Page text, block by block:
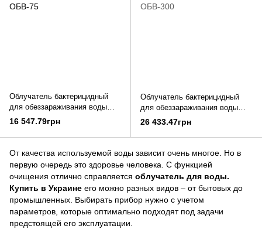
Облучатель бактерицидный
для обеззараживания воды
ОБВ-75
16 547.79грн
Облучатель бактерицидный
для обеззараживания воды
ОБВ-300
26 433.47грн
От качества используемой воды зависит очень многое. Но в
первую очередь это здоровье человека. С функцией
очищения отлично справляется облучатель для воды.
Купить в Украине его можно разных видов – от бытовых до
промышленных. Выбирать прибор нужно с учетом
параметров, которые оптимально подходят под задачи
предстоящей его эксплуатации.